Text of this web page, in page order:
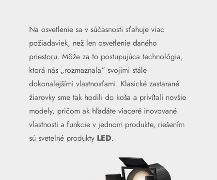
Na osvetlenie sa v súčasnosti sťahuje viac
požiadaviek, než len osvetlenie daného
priestoru. Môže za to postupujúca technológia,
ktorá nás „rozmaznala“ svojimi stále
dokonalejšími vlastnosťami. Klasické zastarané
žiarovky sme tak hodili do koša a privítali novšie
modely, pričom ak hľadáte viaceré inovované
vlastnosti a funkcie v jednom produkte, riešením
sú svetelné produkty LED.